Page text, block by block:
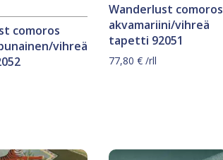
comoros
vihreä
Wanderlust comoros
akvamariini/vihreä
tapetti 92051
77,80 €/rll